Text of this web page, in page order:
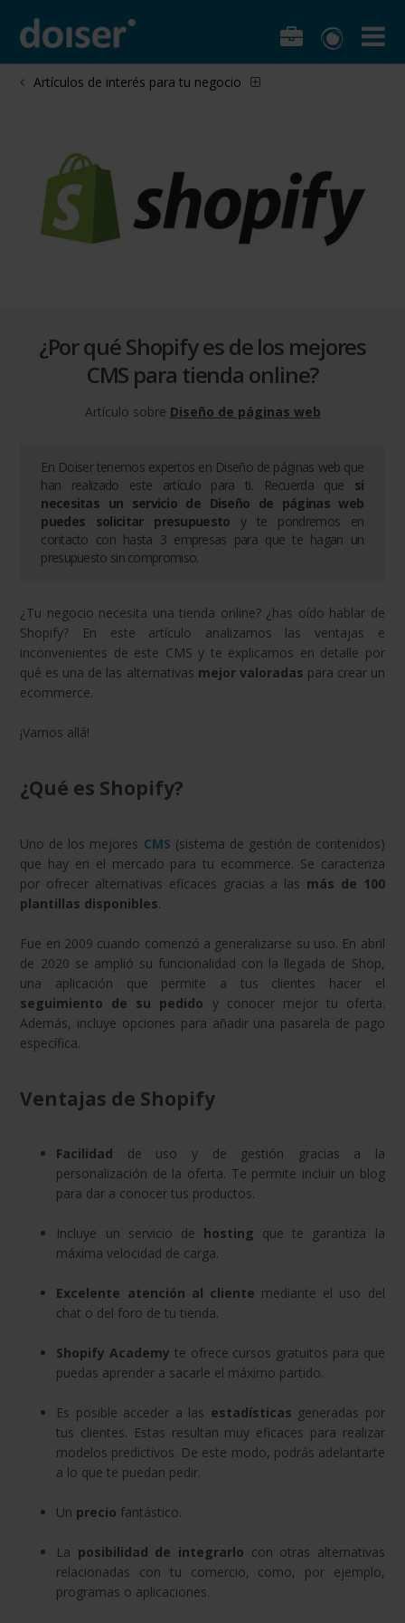
Artículos de interés para tu negocio
¿Por qué Shopify es de los mejores
CMS para tienda online?
Artículo sobre Diseño de páginas web
En Doiser tenemos expertos en Diseño de páginas web que
han realizado este artículo para ti. Recuerda que si
necesitas un servicio de Diseño de páginas web
puedes solicitar presupuesto y te pondremos en
contacto con hasta 3 empresas para que te hagan un
presupuesto sin compromiso.
¿Tu negocio necesita una tienda online? ¿has oído hablar de
Shopify? En este artículo analizamos las ventajas e
inconvenientes de este CMS y te explicamos en detalle por
qué es una de las alternativas mejor valoradas para crear un
ecommerce.
¡Vamos allá!
¿Qué es Shopify?
Uno de los mejores CMS (sistema de gestión de contenidos)
que hay en el mercado para tu ecommerce. Se caracteriza
por ofrecer alternativas eficaces gracias a las más de 100
plantillas disponibles.
Fue en 2009 cuando comenzó a generalizarse su uso. En abril
de 2020 se amplió su funcionalidad con la llegada de Shop,
una aplicación que permite a tus clientes hacer el
seguimiento de su pedido y conocer mejor tu oferta.
Además, incluye opciones para añadir una pasarela de pago
específica.
Ventajas de Shopify
Facilidad de uso y de gestión gracias a la
personalización de la oferta. Te permite incluir un blog
para dar a conocer tus productos.
Incluye un servicio de hosting que te garantiza la
máxima velocidad de carga.
Excelente atención al cliente mediante el uso del
chat o del foro de tu tienda.
Shopify Academy te ofrece cursos gratuitos para que
puedas aprender a sacarle el máximo partido.
Es posible acceder a las estadísticas generadas por
tus clientes. Estas resultan muy eficaces para realizar
modelos predictivos. De este modo, podrás adelantarte
a lo que te puedan pedir.
Un precio fantástico.
La posibilidad de integrarlo con otras alternativas
relacionadas con tu comercio, como, por ejemplo,
programas o aplicaciones.